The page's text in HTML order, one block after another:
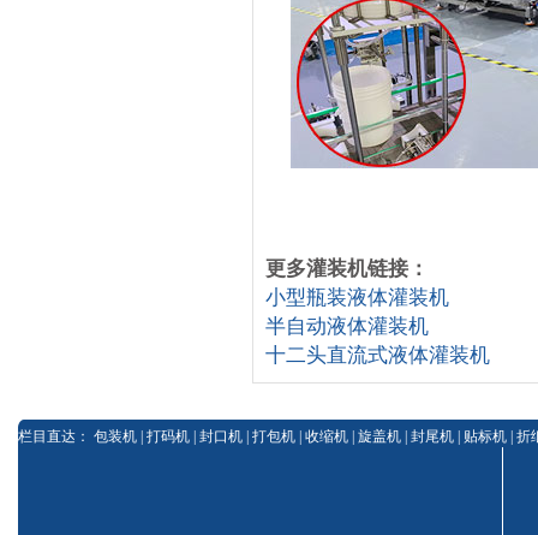
更多灌装机链接：
小型瓶装液体灌装机
半自动液体灌装机
十二头直流式液体灌装机
栏目直达： 包装机 打码机 封口机 打包机 收缩机 旋盖机 封尾机 贴标机 折